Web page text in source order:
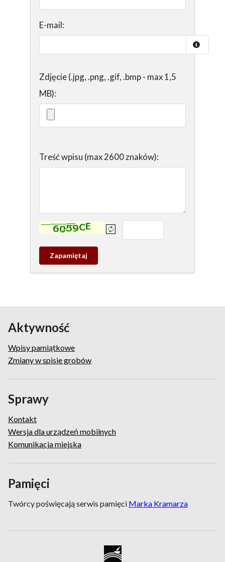
E-mail:
Zdjęcie (.jpg, .png, .gif, .bmp - max 1,5
MB):
Treść wpisu (max 2600 znaków):
Kontrola - wprowadź tekst z obrazka:
Zapamietaj
wpis
Aktywność
Wpisy pamiątkowe
Zmiany w spisie grobów
Sprawy
Kontakt
Wersja dla urządzeń mobilnych
Komunikacja miejska
Pamięci
Twórcy poświęcają serwis pamięci Marka Kramarza